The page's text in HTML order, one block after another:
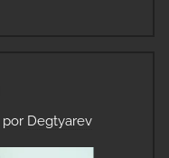
por Degtyarev